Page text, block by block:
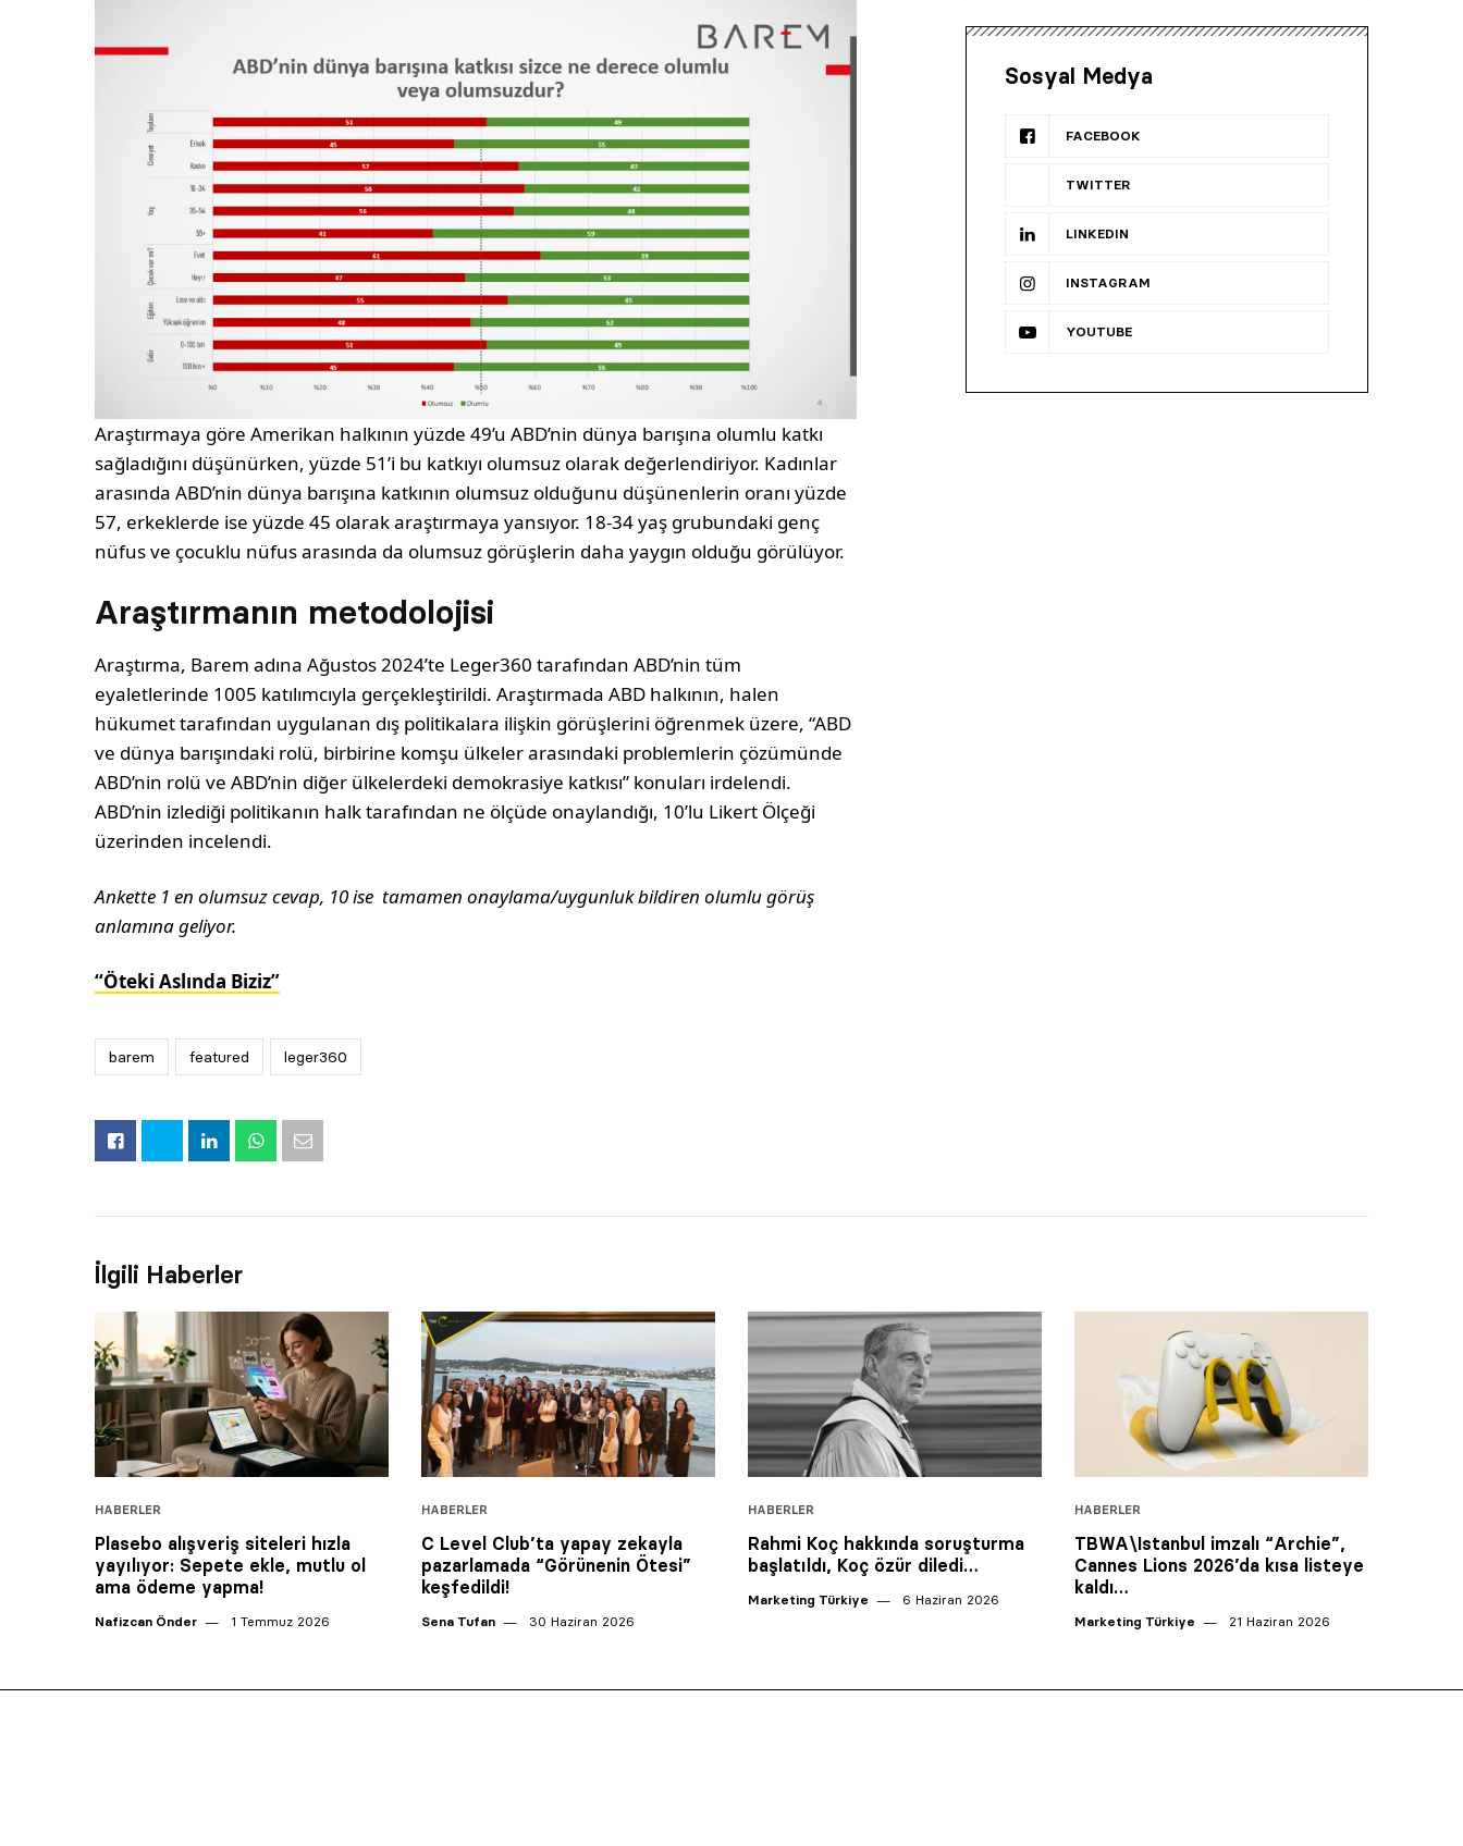
Araştırmaya göre Amerikan halkının yüzde 49’u ABD’nin dünya barışına olumlu katkı
sağladığını düşünürken, yüzde 51’i bu katkıyı olumsuz olarak değerlendiriyor. Kadınlar
arasında ABD’nin dünya barışına katkının olumsuz olduğunu düşünenlerin oranı yüzde
57, erkeklerde ise yüzde 45 olarak araştırmaya yansıyor. 18-34 yaş grubundaki genç
nüfus ve çocuklu nüfus arasında da olumsuz görüşlerin daha yaygın olduğu görülüyor.
Araştırmanın metodolojisi
Araştırma, Barem adına Ağustos 2024’te Leger360 tarafından ABD’nin tüm
eyaletlerinde 1005 katılımcıyla gerçekleştirildi. Araştırmada ABD halkının, halen
hükumet tarafından uygulanan dış politikalara ilişkin görüşlerini öğrenmek üzere, “ABD
ve dünya barışındaki rolü, birbirine komşu ülkeler arasındaki problemlerin çözümünde
ABD’nin rolü ve ABD’nin diğer ülkelerdeki demokrasiye katkısı” konuları irdelendi.
ABD’nin izlediği politikanın halk tarafından ne ölçüde onaylandığı, 10’lu Likert Ölçeği
üzerinden incelendi.
Ankette 1 en olumsuz cevap, 10 ise tamamen onaylama/uygunluk bildiren olumlu görüş
anlamına geliyor.
“Öteki Aslında Biziz”
barem featured leger360
Sosyal Medya
FACEBOOK
TWITTER
LINKEDIN
INSTAGRAM
YOUTUBE
İlgili Haberler
HABERLER
Plasebo alışveriş siteleri hızla
yayılıyor: Sepete ekle, mutlu ol
ama ödeme yapma!
Nafizcan Önder 1 Temmuz 2026
HABERLER
C Level Club’ta yapay zekayla
pazarlamada “Görünenin Ötesi”
keşfedildi!
Sena Tufan 30 Haziran 2026
HABERLER
Rahmi Koç hakkında soruşturma
başlatıldı, Koç özür diledi…
Marketing Türkiye 6 Haziran 2026
HABERLER
TBWA\Istanbul imzalı “Archie”,
Cannes Lions 2026’da kısa listeye
kaldı…
Marketing Türkiye 21 Haziran 2026